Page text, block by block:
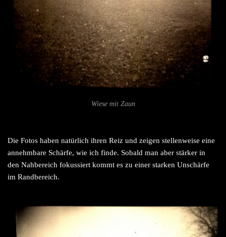
Wiese mit Zaun
Die Fotos haben natürlich ihren Reiz und zeigen stellenweise eine
annehmbare Schärfe, wie ich finde. Sobald man aber stärker in
den Nahbereich fokussiert kommt es zu einer starken Unschärfe
im Randbereich.